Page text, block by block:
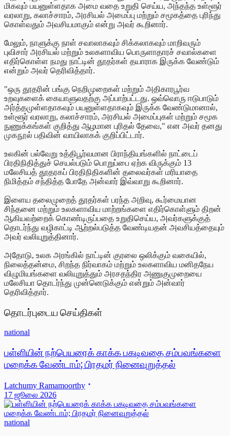
மிகவும் பயனுள்ளதாக அமை வதை உறுதி செய்ய, அந்தந்த உள்ளூர்
வரலாறு, கலாச்சாரம், அரசியல் அமைப்பு மற்றும் சமூகத்தை புரிந்து
கொள்வதும் அவசியமாகும் என்று அவர் கூறினார்.
மேலும், நாளுக்கு நாள் சவாலாகவும் சிக்கலாகவும் மாறிவரும்
புவிசார் அரசியல் மற்றும் உலகளாவிய பொருளாதாரச் சவால்களை
எதிர்கொள்ள நமது நாட்டின் தூதர்கள் தயாராக இருக்க வேண்டும்
என்றும் அவர் தெரிவித்தார்.
"ஒரு தூதரின் பங்கு நெறிமுறைகள் மற்றும் அதிகாரபூர்வ
உறவுகளைக் கையாளுவதற்கு அப்பாற்பட்டது. ஒவ்வொரு ஈடுபாடும்
அர்த்தமுள்ளதாகவும் பயனுள்ளதாகவும் இருக்க வேண்டுமானால்,
உள்ளூர் வரலாறு, கலாச்சாரம், அரசியல் அமைப்புகள் மற்றும் சமூக
நுணுக்கங்கள் குறித்து ஆழமான புரிதல் தேவை," என அவர் தனது
முகநூல் பதிவின் வாயிலாகக் குறிப்பிட்டார்.
உலகின் பல்வேறு உத்திபூர்வமான பிராந்தியங்களில் நாட்டைப்
பிரதிநிதித்துச் செயல்படும் பொறுப்பை ஏற்க விருக்கும் 13
மலேசியத் தூதரகப் பிரதிநிதிகளின் தலைவர்கள் மரியாதை
நிமித்தம் சந்தித்த போதே அன்வார் இவ்வாறு கூறினார்.
இளைய தலைமுறைத் தூதர்கள் பரந்த அறிவு, கூர்மையான
சிந்தனை மற்றும் உலகளாவிய மாற்றங்களை எதிர்கொள்ளும் திறன்
ஆகியவற்றைக் கொண்டிருப்பதை உறுதிசெய்ய, அவர்களுக்குத்
தொடர்ந்து வழிகாட்டி ஆற்றல்படுத்த வேண்டியதன் அவசியத்தையும்
அவர் வலியுறுத்தினார்.
அதோடு, உலக அரங்கில் நாட்டின் குரலை ஒலிக்கும் வகையில்,
நிலைத்தன்மை, சிறந்த நிர்வாகம் மற்றும் உலகளாவிய மனிதநேய
விழுமியங்களை வலியுறுத்தும் அரசதந்திர அணுகுமுறையை
மலேசியா தொடர்ந்து முன்னெடுக்கும் என்றும் அன்வார்
தெரிவித்தார்.
தொடர்புடைய செய்திகள்
national
பள்ளியின் நற்பெயரைக் காக்க பகடிவதை சம்பவங்களை
மறைக்க வேண்டாம்; பிரதமர் நினைவுறுத்தல்
Latchumy Ramamoorthy
17 ஜூலை 2026
national